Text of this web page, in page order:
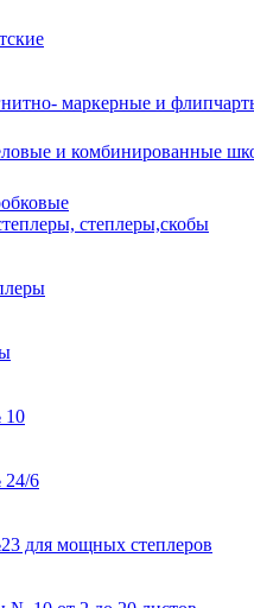
маркерные и
и комбинированные
степлеры,скобы
6
для мощных степлеров